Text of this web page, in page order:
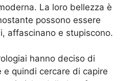
La loro bellezza è
possono essere
affascinano e stupiscono.
hanno deciso di
e quindi cercare di capire